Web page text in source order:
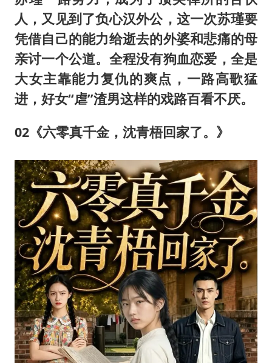
人，又见到了负心汉外公，这一次苏瑾要
凭借自己的能力给逝去的外婆和悲痛的母
亲讨一个公道。全程没有狗血恋爱，全是
大女主靠能力复仇的爽点，一路高歌猛
进，好女“虐”渣男这样的戏路百看不厌。
02《六零真千金，沈青梧回家了。》